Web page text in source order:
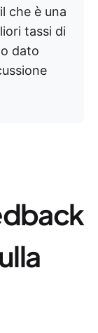
che è una
tassi di
dato